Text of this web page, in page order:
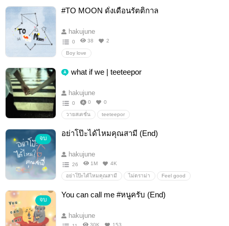
#TO MOON ดั่งเดือนรัตติกาล
hakujune
0 38 2
Boy love
what if we | teeteepor
hakujune
0 0 0
วายสเตชั่น teeteepor
จบ
อย่าโป๊ะได้ไหมคุณสามี (End)
hakujune
26 1M 4K
อย่าโป๊ะได้ไหมคุณสามี ไม่ดราม่า Feel good
จบ
You can call me #หนูครับ (End)
hakujune
30K 153